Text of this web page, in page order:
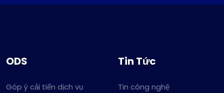
ODS
Góp ý cải tiến dịch vụ
Tin Tức
Tin công nghệ